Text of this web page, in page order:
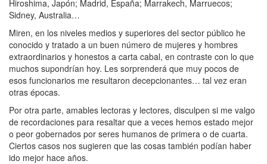
Hiroshima, Japón; Madrid, España; Marrakech, Marruecos;
Sidney, Australia…
Miren, en los niveles medios y superiores del sector público he
conocido y tratado a un buen número de mujeres y hombres
extraordinarios y honestos a carta cabal, en contraste con lo que
muchos supondrían hoy. Les sorprenderá que muy pocos de
esos funcionarios me resultaron decepcionantes… tal vez eran
otras épocas.
Por otra parte, amables lectoras y lectores, disculpen si me valgo
de recordaciones para resaltar que a veces hemos estado mejor
o peor gobernados por seres humanos de primera o de cuarta.
Ciertos casos nos sugieren que las cosas también podían haber
ido mejor hace años.